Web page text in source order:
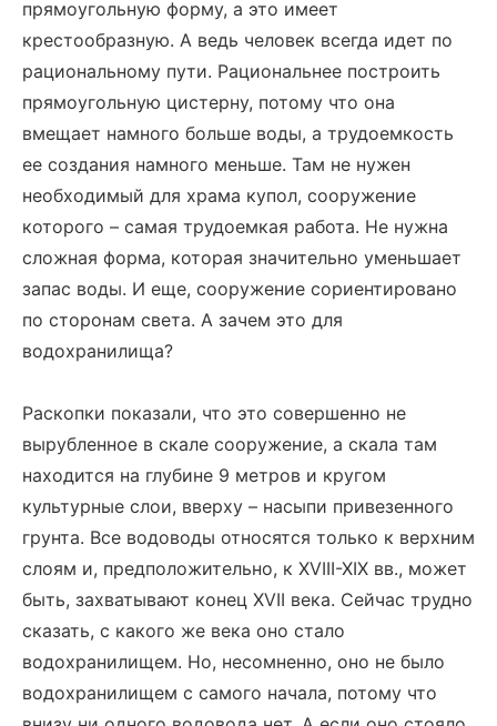
прямоугольную форму, а это имеет
крестообразную. А ведь человек всегда идет по
рациональному пути. Рациональнее построить
прямоугольную цистерну, потому что она
вмещает намного больше воды, а трудоемкость
ее создания намного меньше. Там не нужен
необходимый для храма купол, сооружение
которого – самая трудоемкая работа. Не нужна
сложная форма, которая значительно уменьшает
запас воды. И еще, сооружение сориентировано
по сторонам света. А зачем это для
водохранилища?
Раскопки показали, что это совершенно не
вырубленное в скале сооружение, а скала там
находится на глубине 9 метров и кругом
культурные слои, вверху – насыпи привезенного
грунта. Все водоводы относятся только к верхним
слоям и, предположительно, к XVIII-XIX вв., может
быть, захватывают конец XVII века. Сейчас трудно
сказать, с какого же века оно стало
водохранилищем. Но, несомненно, оно не было
водохранилищем с самого начала, потому что